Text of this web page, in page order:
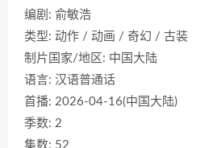
编剧: 俞敏浩
类型: 动作 / 动画 / 奇幻 / 古装
制片国家/地区: 中国大陆
语言: 汉语普通话
首播: 2026-04-16(中国大陆)
季数: 2
集数: 52